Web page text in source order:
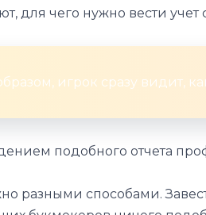
для чего нужно вести учет
игрок сразу видит,
подобного отчета
разными способами.